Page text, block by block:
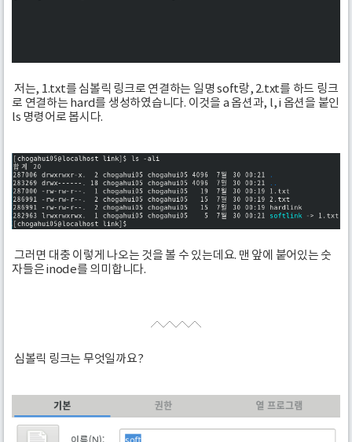
저는, 1.txt를 심볼릭 링크로 연결하는 일명 soft랑, 2.txt를 하드 링크
로 연결하는 hard를 생성하였습니다. 이것을 a 옵션과, l, i 옵션을 붙인
ls 명령어로 봅시다.
그러면 대충 이렇게 나오는 것을 볼 수 있는데요. 맨 앞에 붙어있는 숫
자들은 inode를 의미합니다.
심볼릭 링크는 무엇일까요?